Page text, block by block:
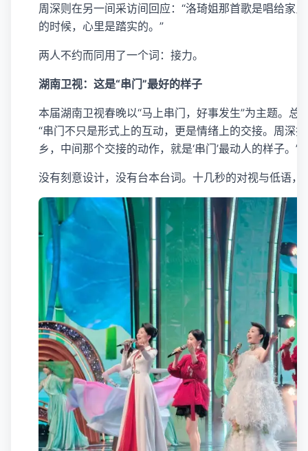
周深则在另一间采访间回应：“洛琦姐那首歌是唱给家
的时候，心里是踏实的。”
两人不约而同用了一个词：接力。
湖南卫视：这是“串门”最好的样子
本届湖南卫视春晚以“马上串门，好事发生”为主题。总
“串门不只是形式上的互动，更是情绪上的交接。周深
乡，中间那个交接的动作，就是‘串门’最动人的样子。”
没有刻意设计，没有台本台词。十几秒的对视与低语，